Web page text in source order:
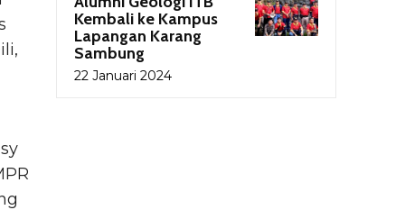
Kembali ke Kampus
Lapangan Karang
Sambung
22 Januari 2024